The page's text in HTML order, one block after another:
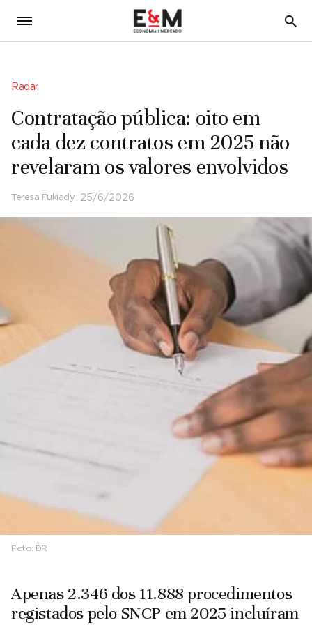
5
Radar
Contratação pública: oito em
cada dez contratos em 2025 não
revelaram os valores envolvidos
Teresa Fukiady 25/6/2026
Foto: DR
Apenas 2.346 dos 11.888 procedimentos
registados pelo SNCP em 2025 incluíram